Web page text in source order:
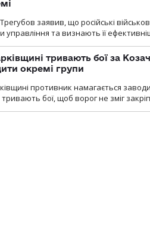
заявив, що російські
управління та визнають її
тривають бої за
окремі групи
противник намагається
бої, щоб ворог не зміг